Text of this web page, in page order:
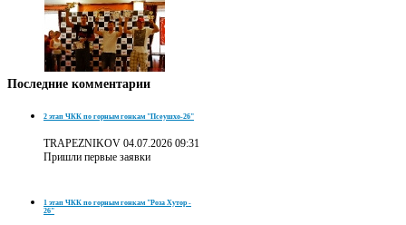
Последние комментарии
2 этап ЧКК по горным гонкам "Псеушхо-26"
TRAPEZNIKOV 04.07.2026 09:31
Пришли первые заявки
1 этап ЧКК по горным гонкам "Роза Хутор -
26"